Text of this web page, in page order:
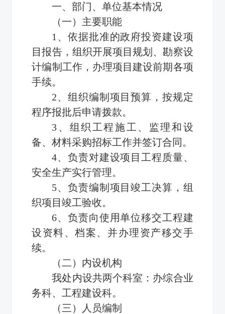
一、部门、单位基本情况
（一）主要职能
1、依据批准的政府投资建设项
目报告，组织开展项目规划、勘察设
计编制工作，办理项目建设前期各项
手续。
2、组织编制项目预算，按规定
程序报批后申请拨款。
3、组织工程施工、监理和设
备、材料采购招标工作并签订合同。
4、负责对建设项目工程质量、
安全生产实行管理。
5、负责编制项目竣工决算，组
织项目竣工验收。
6、负责向使用单位移交工程建
设资料、档案、并办理资产移交手
续。
（二）内设机构
我处内设共两个科室：办综合业
务科、工程建设科。
（三）人员编制